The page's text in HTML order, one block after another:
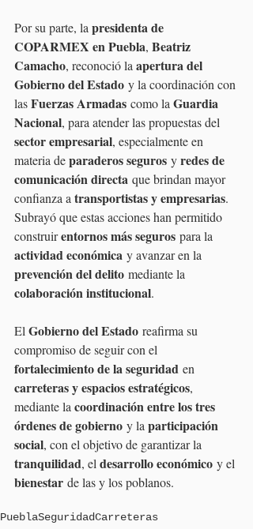
Por su parte, la presidenta de
COPARMEX en Puebla, Beatriz
Camacho, reconoció la apertura del
Gobierno del Estado y la coordinación con
las Fuerzas Armadas como la Guardia
Nacional, para atender las propuestas del
sector empresarial, especialmente en
materia de paraderos seguros y redes de
comunicación directa que brindan mayor
confianza a transportistas y empresarias.
Subrayó que estas acciones han permitido
construir entornos más seguros para la
actividad económica y avanzar en la
prevención del delito mediante la
colaboración institucional.
El Gobierno del Estado reafirma su
compromiso de seguir con el
fortalecimiento de la seguridad en
carreteras y espacios estratégicos,
mediante la coordinación entre los tres
órdenes de gobierno y la participación
social, con el objetivo de garantizar la
tranquilidad, el desarrollo económico y el
bienestar de las y los poblanos.
PueblaSeguridadCarreteras